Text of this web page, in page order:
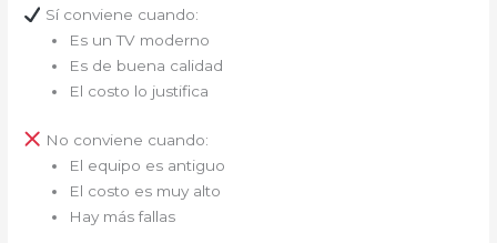
Sí conviene cuando:
Es un TV moderno
Es de buena calidad
El costo lo justifica
No conviene cuando:
El equipo es antiguo
El costo es muy alto
Hay más fallas